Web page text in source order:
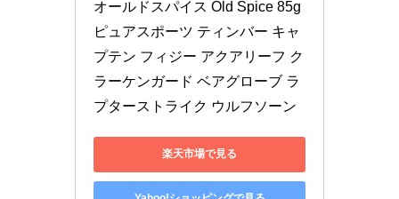
オールドスパイス Old Spice 85g
ピュアスポーツ ティンバー キャ
プテン フィジー アクアリーフ ク
ラーケンガード ベアグローブ ラ
プターストライク ウルフソーン
楽天市場で見る